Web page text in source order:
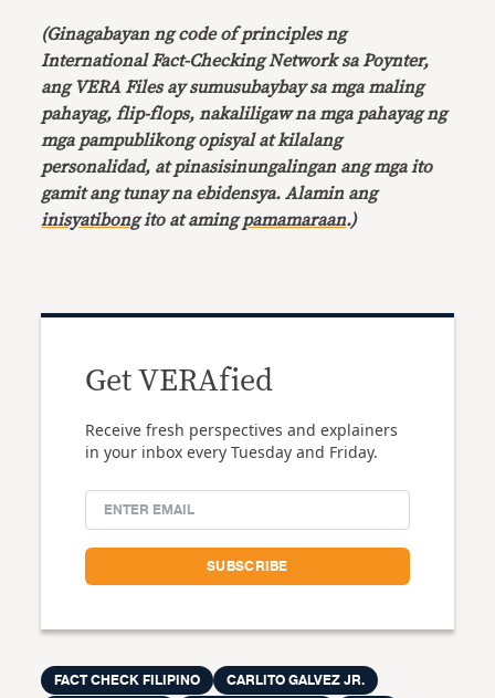
(Ginagabayan ng code of principles ng
International Fact-Checking Network sa Poynter,
ang VERA Files ay sumusubaybay sa mga maling
pahayag, flip-flops, nakaliligaw na mga pahayag ng
mga pampublikong opisyal at kilalang
personalidad, at pinasisinungalingan ang mga ito
gamit ang tunay na ebidensya. Alamin ang
inisyatibongito at amingpamamaraan.)
Get VERAfied
Receive fresh perspectives and explainers
in your inbox every Tuesday and Friday.
FACT CHECK FILIPINO
CARLITO GALVEZ JR.